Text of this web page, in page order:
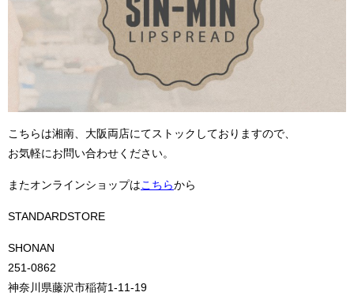
こちらは湘南、大阪両店にてストックしておりますので、
お気軽にお問い合わせください。
またオンラインショップはこちらから
STANDARDSTORE
SHONAN
251-0862
神奈川県藤沢市稲荷1-11-19